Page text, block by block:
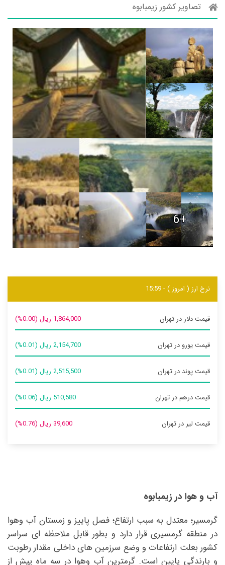
تصاویر کشور زیمبابوه
+6
نرخ ارز ( امروز ) - 15:59
قیمت دلار در تهران 1,864,000 ریال (0.00%)
قیمت یورو در تهران 2,154,700 ریال (0.01%)
قیمت پوند در تهران 2,515,500 ریال (0.01%)
قیمت درهم در تهران 510,580 ریال (0.06%)
قیمت لیر در تهران 39,600 ریال (0.76%)
آب و هوا در زیمبابوه
گرمسير؛ معتدل به سبب ارتفاع؛ فصل پاييز و زمستان آب وهوا
در منطقه گرمسیری قرار دارد و بطور قابل ملاحظه ای سراسر
کشور بعلت ارتفاعات و وضع سرزمین های داخلی مقدار رطوبت
و بارندگی پایین است. گرمترین آب وهوا در سه ماه پیش از